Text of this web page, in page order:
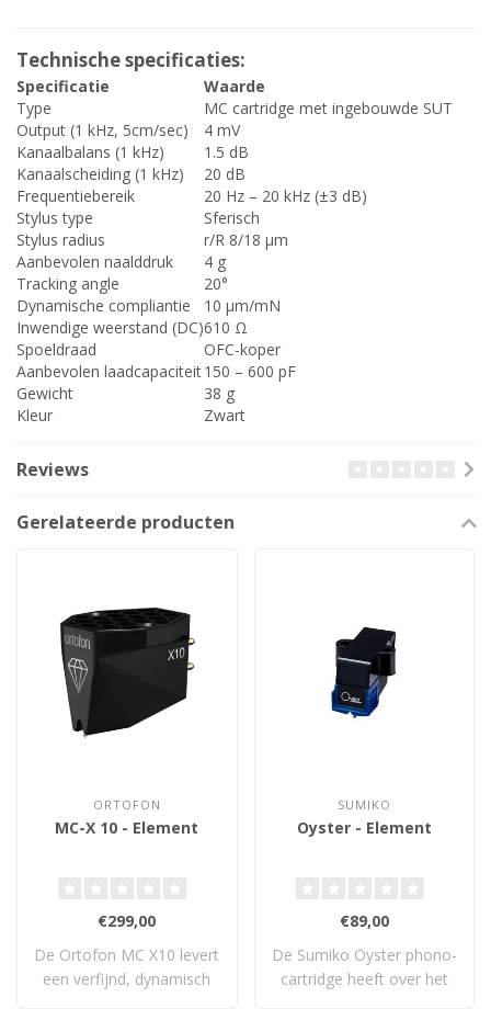
Technische specificaties:
Specificatie
Waarde
Type
MC cartridge met ingebouwde SUT
Output (1 kHz, 5cm/sec)
4 mV
Kanaalbalans (1 kHz)
1.5 dB
Kanaalscheiding (1 kHz)
20 dB
Frequentiebereik
20 Hz – 20 kHz (±3 dB)
Stylus type
Sferisch
Stylus radius
r/R 8/18 μm
Aanbevolen naalddruk
4 g
Tracking angle
20°
Dynamische compliantie
10 μm/mN
Inwendige weerstand (DC)610 Ω
Spoeldraad
OFC-koper
Aanbevolen laadcapaciteit150 – 600 pF
Gewicht
38 g
Kleur
Zwart
Reviews
Gerelateerde producten
ORTOFON
MC-X 10 - Element
€299,00
De Ortofon MC X10 levert
een verfijnd, dynamisch
SUMIKO
Oyster - Element
€89,00
De Sumiko Oyster phono-
cartridge heeft over het